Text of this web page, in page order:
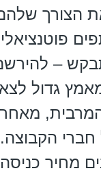
הצורך
–
מאמץ גדול
חברי
מחיר